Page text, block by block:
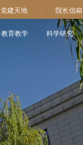
党建天地 / 院长信箱
教育教学 科学研究